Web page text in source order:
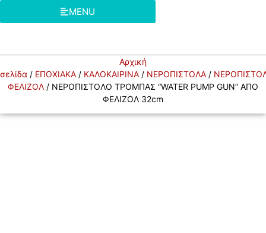
MENU
Αρχική
σελίδα / ΕΠΟΧΙΑΚΑ / ΚΑΛΟΚΑΙΡΙΝΑ / ΝΕΡΟΠΙΣΤΟΛΑ /
ΦΕΛΙΖΟΛ / ΝΕΡΟΠΙΣΤΟΛΟ ΤΡΟΜΠΑΣ “WATER PUMP GUN” ΑΠΟ
ΦΕΛΙΖΟΛ 32cm